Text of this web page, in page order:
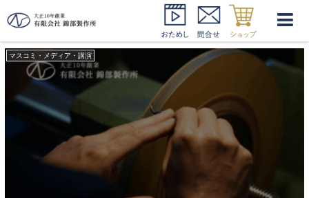
日経BP社 取材
マスコミ・メディア・講演